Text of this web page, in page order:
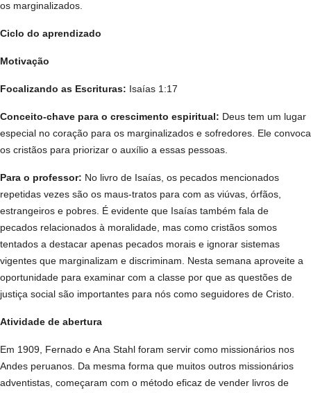
os marginalizados.
Ciclo do aprendizado
Motivação
Focalizando as Escrituras: Isaías 1:17
Conceito-chave para o crescimento espiritual: Deus tem um lugar
especial no coração para os marginalizados e sofredores. Ele convoca
os cristãos para priorizar o auxílio a essas pessoas.
Para o professor: No livro de Isaías, os pecados mencionados
repetidas vezes são os maus-tratos para com as viúvas, órfãos,
estrangeiros e pobres. É evidente que Isaías também fala de
pecados relacionados à moralidade, mas como cristãos somos
tentados a destacar apenas pecados morais e ignorar sistemas
vigentes que marginalizam e discriminam. Nesta semana aproveite a
oportunidade para examinar com a classe por que as questões de
justiça social são importantes para nós como seguidores de Cristo.
Atividade de abertura
Em 1909, Fernado e Ana Stahl foram servir como missionários nos
Andes peruanos. Da mesma forma que muitos outros missionários
adventistas, começaram com o método eficaz de vender livros de